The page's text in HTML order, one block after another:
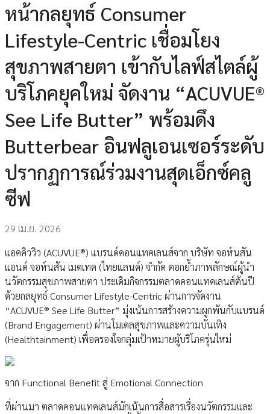
หน้ากลยุทธ์ Consumer
Lifestyle-Centric เชื่อมโยง
สุขภาพสายตา เข้ากับไลฟ์สไตล์ผู้
บริโภคยุคใหม่ จัดงาน “ACUVUE®
See Life Butter” พร้อมดึง
Butterbear อินฟลูเอนเซอร์ระดับ
ปรากฏการณ์ร่วมงานสุดเอ็กซ์คลู
ซีฟ
29 เม.ย. 2026
แอคคิววิว (ACUVUE®) แบรนด์คอนแทคเลนส์จาก บริษัท จอห์นสัน
แอนด์ จอห์นสัน เมดเทค (ไทยแลนด์) จำกัด ตอกย้ำภาพลักษณ์ผู้นำ
นวัตกรรมสุขภาพสายตา ประเดิมกิจกรรมตลาดคอนแทคเลนส์ต้นปี
ด้วยกลยุทธ์ Consumer Lifestyle-Centric ผ่านการจัดงาน
“ACUVUE® See Life Butter” มุ่งเน้นการสร้างความผูกพันกับแบรนด์
(Brand Engagement) ผ่านโมเดลสุขภาพและความบันเทิง
(Healthtainment) เพื่อครองใจกลุ่มเป้าหมายผู้บริโภครุ่นใหม่
จาก Functional Benefit สู่ Emotional Connection
ที่ผ่านมา ตลาดคอนแทคเลนส์มักเน้นการสื่อสารเรื่องนวัตกรรมและ